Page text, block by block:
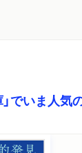
でいま人気